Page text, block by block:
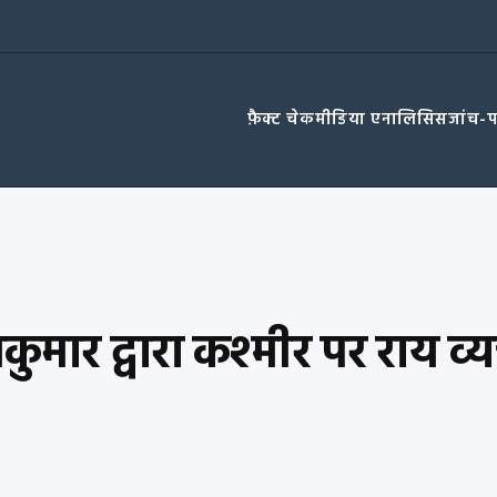
फ़ैक्ट चेकमीडिया एनालिसिसजांच-
द्वारा कश्मीर पर राय